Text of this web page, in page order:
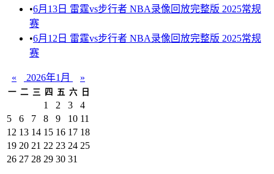
•6月13日 雷霆vs步行者 NBA录像回放完整版 2025常规
赛
•6月12日 雷霆vs步行者 NBA录像回放完整版 2025常规
赛
« 2026年1月 »
一 二 三 四 五 六 日
1 2 3
4
5
6 7 8 9 10 11
12 13 14 15 16 17 18
19 20 21 22 23 24 25
26 27 28 29 30 31